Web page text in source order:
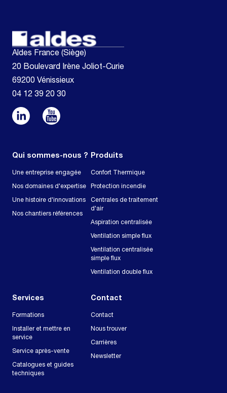
Aldes France (Siège)
20 Boulevard Irène Joliot-Curie
69200 Vénissieux
04 12 39 20 30
Qui sommes-nous ?
Une entreprise engagée
Nos domaines d'expertise
Une histoire d'innovations
Nos chantiers références
Produits
Confort Thermique
Protection incendie
Centrales de traitement
d'air
Aspiration centralisée
Ventilation simple flux
Ventilation centralisée
simple flux
Ventilation double flux
Services
Formations
Installer et mettre en
service
Service après-vente
Catalogues et guides
techniques
Contact
Contact
Nous trouver
Carrières
Newsletter